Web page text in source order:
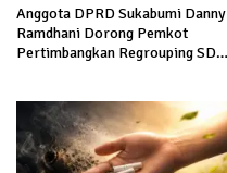
Anggota DPRD Sukabumi Danny
Ramdhani Dorong Pemkot
Pertimbangkan Regrouping SD